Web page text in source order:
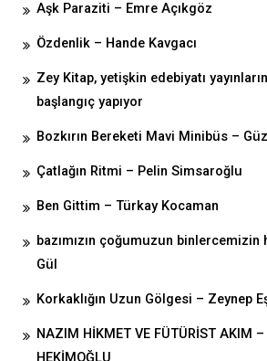
Aşk Paraziti – Emre Açıkgöz
Özdenlik – Hande Kavgacı
Zey Kitap, yetişkin edebiyatı
başlangıç yapıyor
Bozkırın Bereketi Mavi Minibüs –
Çatlağın Ritmi – Pelin Simsaroğlu
Ben Gittim – Türkay Kocaman
bazımızın çoğumuzun
Gül
Korkaklığın Uzun Gölgesi – Zeynep
NAZIM HİKMET VE FÜTÜRİST AKIM –